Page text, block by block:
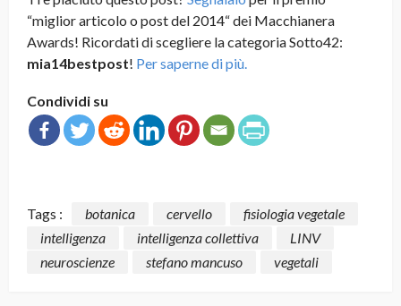
“miglior articolo o post del 2014“ dei Macchianera
Awards! Ricordati di scegliere la categoria Sotto42:
mia14bestpost! Per saperne di più.
Condividi su
Tags : botanica cervello
fisiologia vegetale
intelligenza
intelligenza collettiva
LINV
neuroscienze
stefano mancuso vegetali